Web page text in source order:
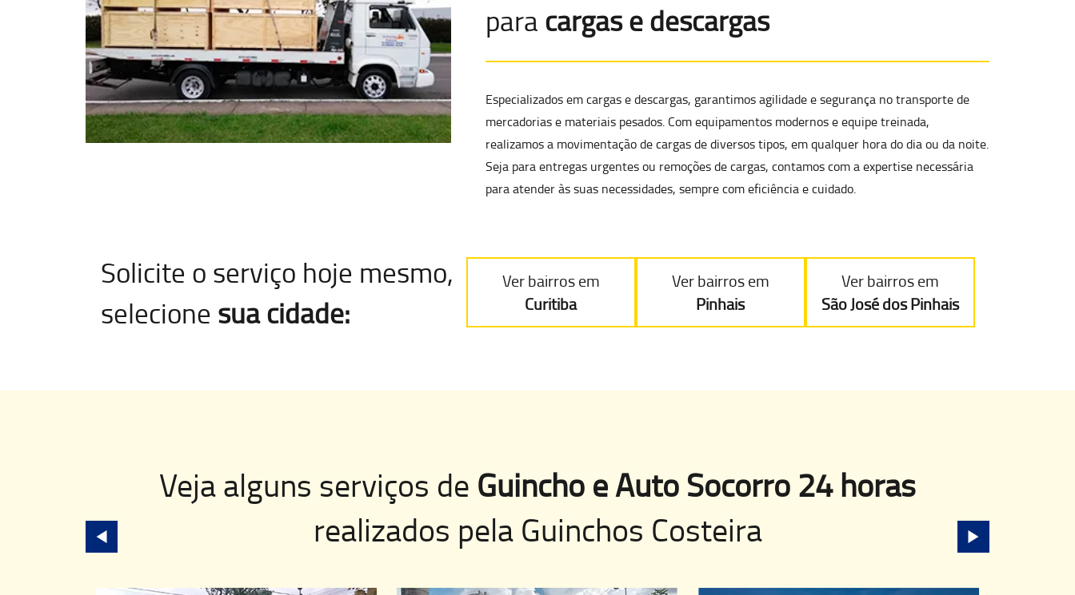
para cargas e descargas
Especializados em cargas e descargas, garantimos agilidade e segurança notransporte de
mercadorias e materiais pesados. Com equipamentos modernos e equipe treinada,
realizamos a movimentação de cargas de diversos tipos, em qualquer hora do dia ou da noite.
Seja para entregas urgentes ou remoções de cargas, contamos com a expertise necessária
para atender às suas necessidades, sempre com eficiência e cuidado.
Solicite o serviço hoje mesmo,
selecione sua cidade:
Ver bairros em
Curitiba
Ver bairros em
Pinhais
Ver bairros em
São José dos Pinhais
Veja alguns serviços de Guincho e Auto Socorro 24 horas
realizados pelaGuinchos Costeira